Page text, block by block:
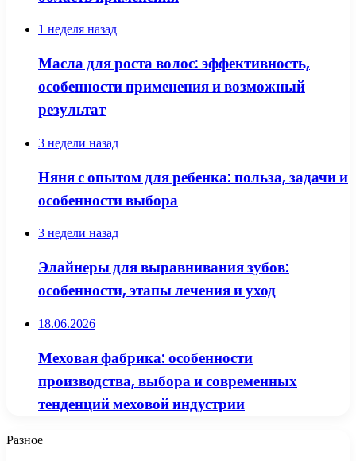
1 неделя назад
Масла для роста волос: эффективность,
особенности применения и возможный
результат
3 недели назад
Няня с опытом для ребенка: польза, задачи и
особенности выбора
3 недели назад
Элайнеры для выравнивания зубов:
особенности, этапы лечения и уход
18.06.2026
Меховая фабрика: особенности
производства, выбора и современных
тенденций меховой индустрии
Разное